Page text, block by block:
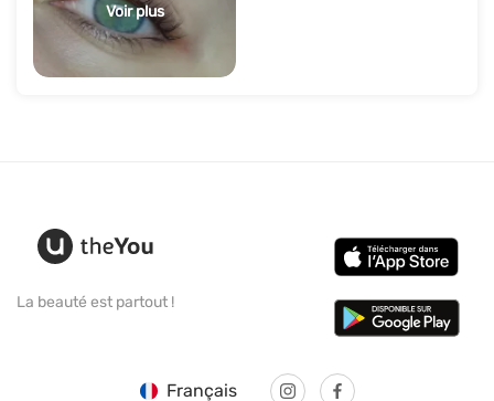
Voir plus
La beauté est partout !
Français